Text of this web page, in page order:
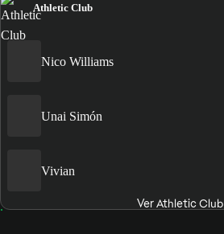
Athletic Club
Nico Williams
Unai Simón
Vivian
Ver Athletic Club